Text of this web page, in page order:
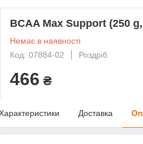
BCAA Max Support (250
Немає в наявності
Код: 07884-02
Роздріб
466 ₴
Доставка